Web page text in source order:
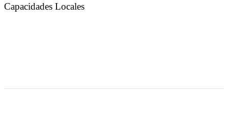
Capacidades Locales